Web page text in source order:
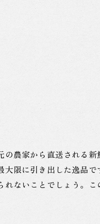
農家から直送される新
限に引き出した逸品
ないことでしょう。